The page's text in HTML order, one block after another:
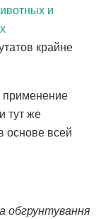
и
крайне
применение
тут же
основе всей
обгрунтування